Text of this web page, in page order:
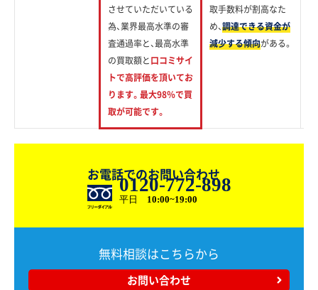
させていただいている
為、業界最高水準の審
査通過率と、最高水準
の買取額と口コミサイ
トで高評価を頂いてお
ります。最大98％で買
取が可能です。
取手数料が割高なた
め、調達できる資金が
減少する傾向がある。
お電話でのお問い合わせ
0120-772-898
平日 10:00~19:00
無料相談はこちらから
お問い合わせ